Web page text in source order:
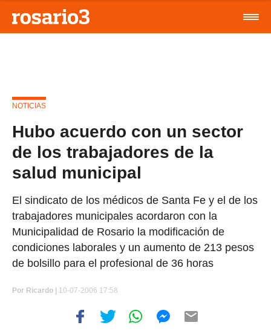
NOTICIAS
Hubo acuerdo con un sector
de los trabajadores de la
salud municipal
El sindicato de los médicos de Santa Fe y el de los
trabajadores municipales acordaron con la
Municipalidad de Rosario la modificación de
condiciones laborales y un aumento de 213 pesos
de bolsillo para el profesional de 36 horas
Por Ricardo | 10-07-2006 17:58